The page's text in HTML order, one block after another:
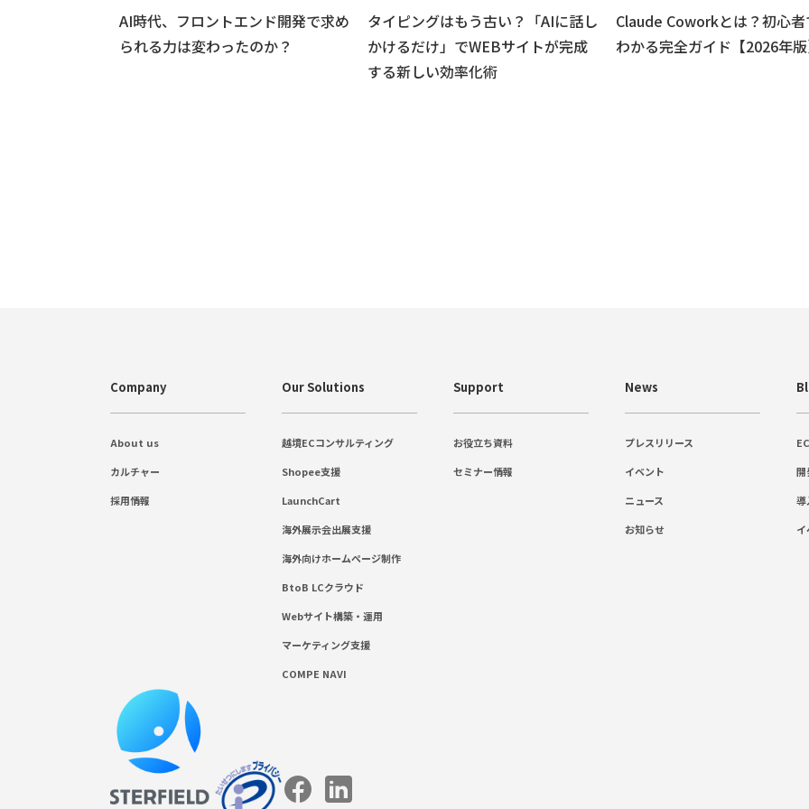
AI時代、フロントエンド開発で求め
られる力は変わったのか？
タイピングはもう古い？「AIに話し
かけるだけ」でWEBサイトが完成
する新しい効率化術
Claude Coworkとは？初心
わかる完全ガイド【2026年
Company
About us
カルチャー
採用情報
Our Solutions
越境ECコンサルティング
Shopee支援
LaunchCart
海外展示会出展支援
海外向けホームページ制作
BtoB LCクラウド
Webサイト構築・運用
マーケティング支援
COMPE NAVI
Support
お役立ち資料
セミナー情報
News
プレスリリース
イベント
ニュース
お知らせ
開
導